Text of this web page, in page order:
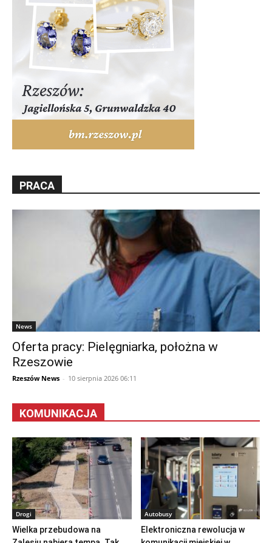
PRACA
News
Oferta pracy: Pielęgniarka, położna w
Rzeszowie
Rzeszów News - 10 sierpnia 2026 06:11
KOMUNIKACJA
Drogi
Wielka przebudowa na
Autobusy
Elektroniczna rewolucja w